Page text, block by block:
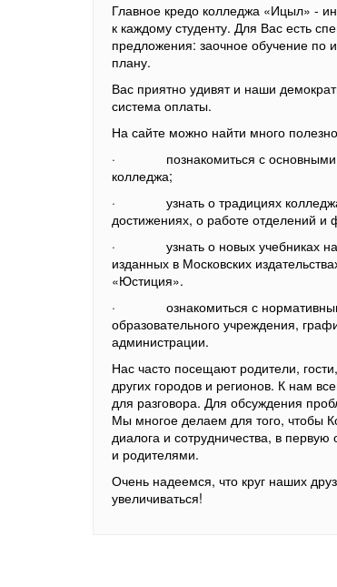
Главное кредо колледжа «Ицыл» -
к каждому студенту. Для Вас есть
предложения: заочное обучение по
плану.
Вас приятно удивят и наши
система оплаты.
На сайте можно найти много
· познакомиться с основными
колледжа;
· узнать о традициях
достижениях, о работе отделений и
· узнать о новых учебниках
изданных в Московских
«Юстиция».
· ознакомиться с
образовательного учреждения,
администрации.
Нас часто посещают родители,
других городов и регионов. К нам
для разговора. Для обсуждения
Мы многое делаем для того, чтобы
диалога и сотрудничества, в первую
и родителями.
Очень надеемся, что круг наших
увеличиваться!